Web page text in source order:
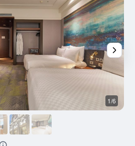
1/6